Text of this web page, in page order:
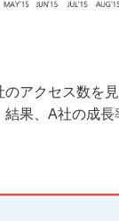
アクセス数を
果、A社の成